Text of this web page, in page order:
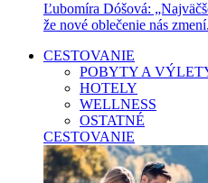
Ľubomíra Dóšová:
že nové oblečenie nás
CESTOVANIE
POBYTY A
HOTELY
WELLNESS
OSTATNÉ
CESTOVANIE